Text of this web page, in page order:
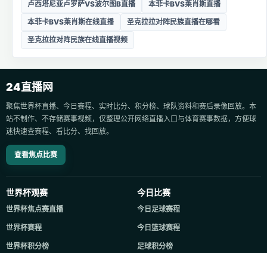
卢西塔尼亚卢罗萨VS波尔图B直播
本菲卡BVS莱肖斯直播
本菲卡BVS莱肖斯在线直播
圣克拉拉对阵民族直播在哪看
圣克拉拉对阵民族在线直播视频
24直播网
聚焦世界杯直播、今日赛程、实时比分、积分榜、球队资料和赛后录像回放。本
站不制作、不存储赛事视频，仅整理公开网络直播入口与体育赛事数据，方便球
迷快速查赛程、看比分、找回放。
查看焦点比赛
世界杯观赛
世界杯焦点赛直播
世界杯赛程
世界杯积分榜
今日比赛
今日足球赛程
今日篮球赛程
足球积分榜